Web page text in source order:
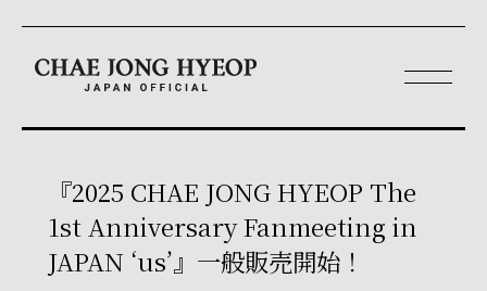
『2025 CHAE JONG HYEOP The
1st Anniversary Fanmeeting in
JAPAN ‘us’』一般販売開始！